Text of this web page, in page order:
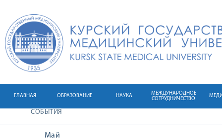
ГЛАВНАЯ ОБРАЗОВАНИЕ НАУКА
МЕЖДУНАРОДНОЕ
СОТРУДНИЧЕСТВО
СОБЫТИЯ
Май